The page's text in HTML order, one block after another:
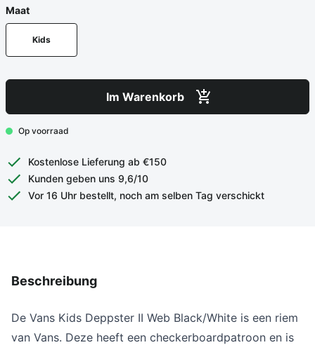
Maat
Kids
Im Warenkorb
Op voorraad
Kostenlose Lieferung ab €150
Kunden geben uns 9,6/10
Vor 16 Uhr bestellt, noch am selben Tag verschickt
Beschreibung
De Vans Kids Deppster II Web Black/White is een riem
van Vans. Deze heeft een checkerboardpatroon en is